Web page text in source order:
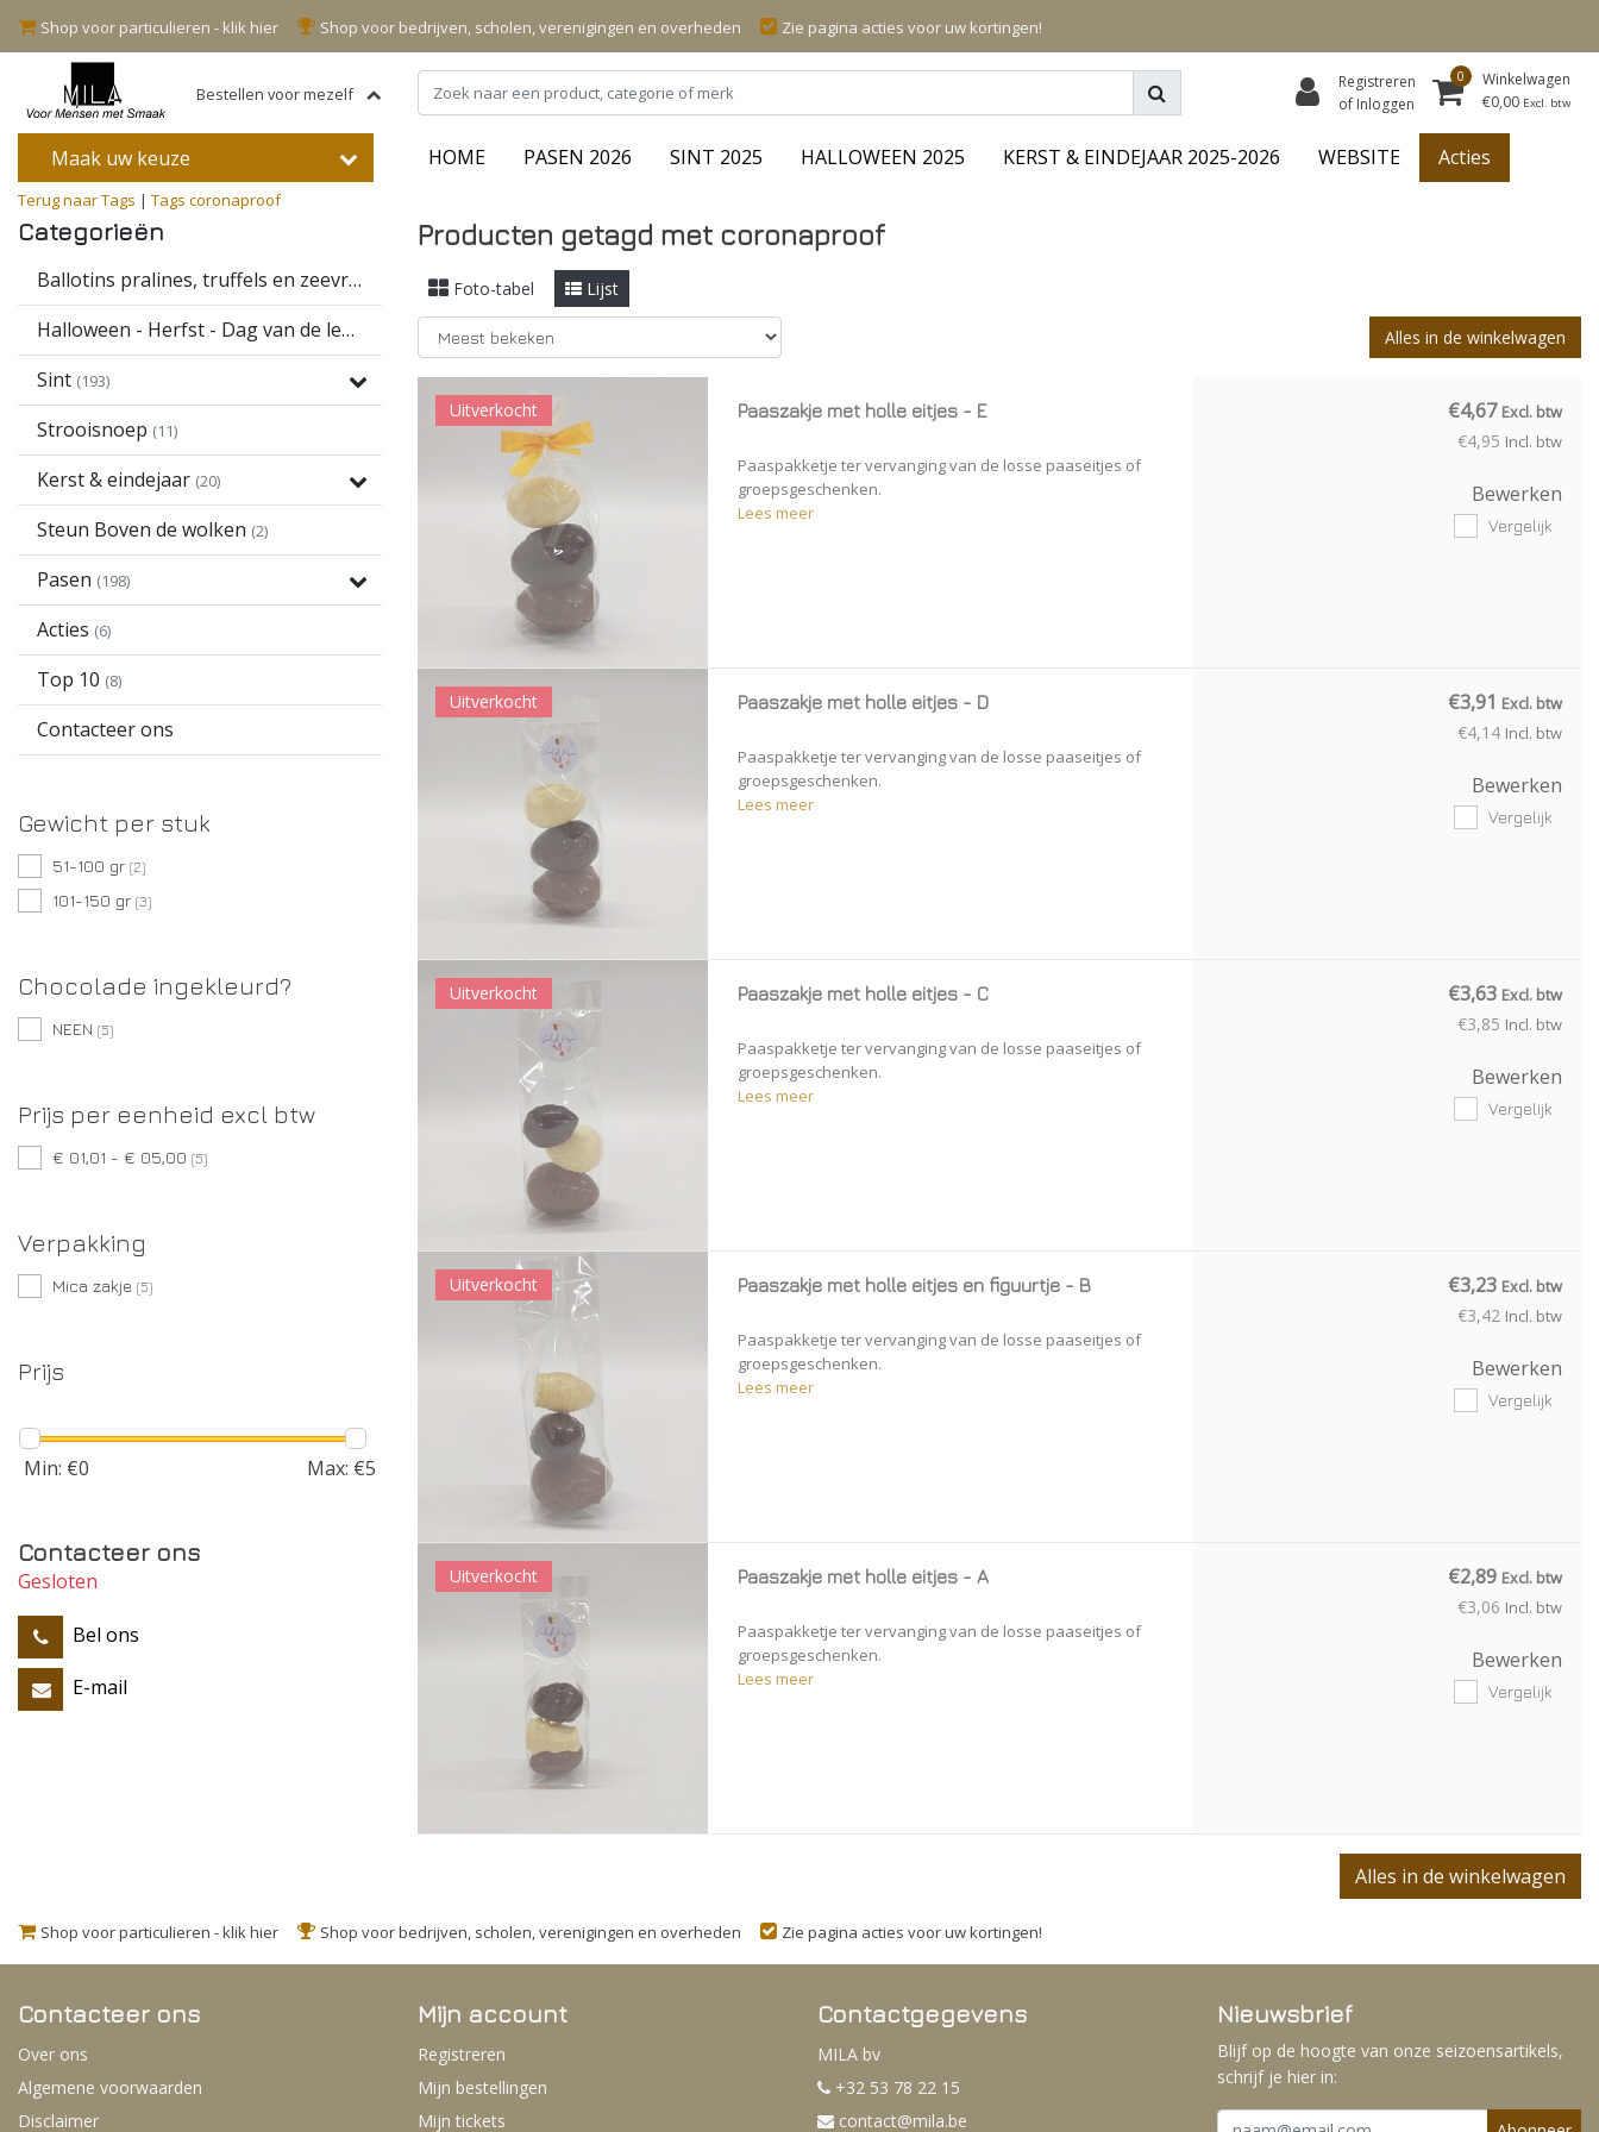
Shop voor particulieren - klik hier Shop voor bedrijven, scholen, verenigingen en overheden Zie pagina acties voor uw kortingen!
Bestellen voor mezelf
Registreren
of Inloggen
0
Winkelwagen
€0,00 Excl. btw
Maak uw keuze HOME PASEN 2026 SINT 2025 HALLOWEEN 2025 KERST & EINDEJAAR 2025-2026 WEBSITE Acties
Terug naar Tags | Tags coronaproof
Categorieën
Ballotins pralines, truffels en zeevruchten (16)
Halloween - Herfst - Dag van de leerkracht (13)
Sint (193)
Strooisnoep (11)
Kerst & eindejaar (20)
Steun Boven de wolken (2)
Pasen (198)
Acties (6)
Top 10 (8)
Contacteer ons
Gewicht per stuk
51-100 gr (2)
101-150 gr (3)
Chocolade ingekleurd?
NEEN (5)
Prijs per eenheid excl btw
€ 01,01 - € 05,00 (5)
Verpakking
Mica zakje (5)
Prijs
Min: €0 Max: €5
Contacteer ons
Gesloten
Bel ons
E-mail
Producten getagd met coronaproof
Foto-tabel Lijst
Alles in de winkelwagen
Uitverkocht Paaszakje met holle eitjes - E
Paaspakketje ter vervanging van de losse paaseitjes of
groepsgeschenken.
Lees meer
€4,67 Excl. btw
€4,95 Incl. btw
Bewerken
Vergelijk
Uitverkocht Paaszakje met holle eitjes - D
Paaspakketje ter vervanging van de losse paaseitjes of
groepsgeschenken.
Lees meer
€3,91 Excl. btw
€4,14 Incl. btw
Bewerken
Vergelijk
Uitverkocht Paaszakje met holle eitjes - C
Paaspakketje ter vervanging van de losse paaseitjes of
groepsgeschenken.
Lees meer
€3,63 Excl. btw
€3,85 Incl. btw
Bewerken
Vergelijk
Uitverkocht Paaszakje met holle eitjes en figuurtje - B
Paaspakketje ter vervanging van de losse paaseitjes of
groepsgeschenken.
Lees meer
€3,23 Excl. btw
€3,42 Incl. btw
Bewerken
Vergelijk
Uitverkocht Paaszakje met holle eitjes - A
Paaspakketje ter vervanging van de losse paaseitjes of
groepsgeschenken.
Lees meer
€2,89 Excl. btw
€3,06 Incl. btw
Bewerken
Vergelijk
Alles in de winkelwagen
Shop voor particulieren - klik hier Shop voor bedrijven, scholen, verenigingen en overheden Zie pagina acties voor uw kortingen!
Contacteer ons
Over ons
Algemene voorwaarden
Disclaimer
Mijn account
Registreren
Mijn bestellingen
Mijn tickets
Contactgegevens
MILA bv
+32 53 78 22 15
contact@mila.be
Nieuwsbrief
Blijf op de hoogte van onze seizoensartikels,
schrijf je hier in: